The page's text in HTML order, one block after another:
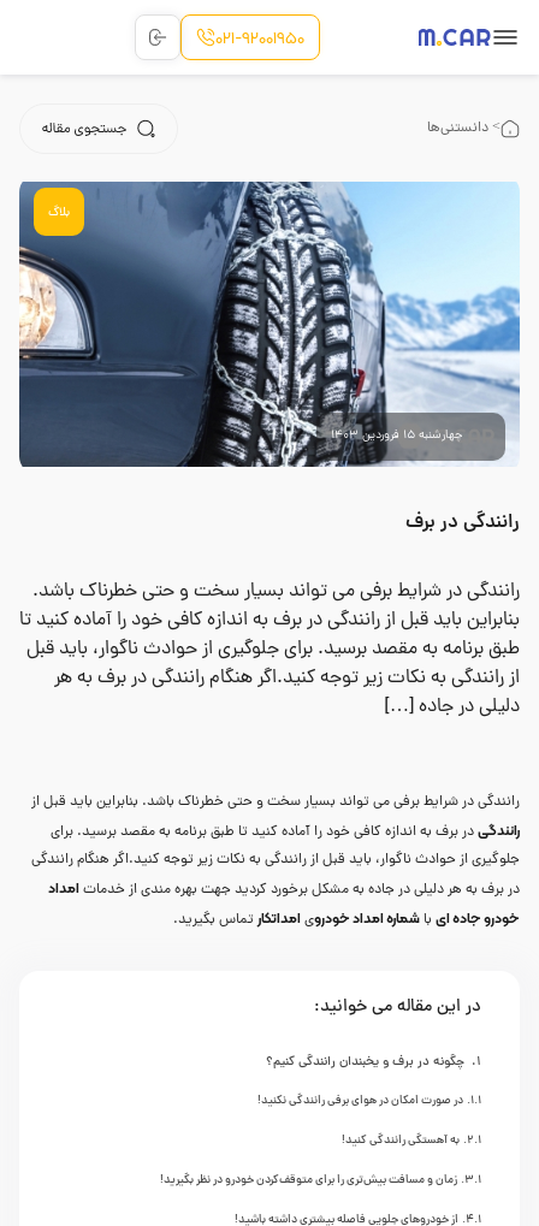
021-92001950
> دانستنی‌ها
بلاگ
چهارشنبه 15 فروردین 1403
رانندگی در برف
رانندگی در شرایط برفی می تواند بسیار سخت و حتی خطرناک باشد.
بنابراین باید قبل از رانندگی در برف به اندازه کافی خود را آماده کنید تا
طبق برنامه به مقصد برسید. برای جلوگیری از حوادث ناگوار، باید قبل
از رانندگی به نکات زیر توجه کنید.اگر هنگام رانندگی در برف به هر
دلیلی در جاده […]
رانندگی در شرایط برفی می تواند بسیار سخت و حتی خطرناک باشد. بنابراین باید قبل از
رانندگیدر برف به اندازه کافی خود را آماده کنید تا طبق برنامه به مقصد برسید. برای
جلوگیری از حوادث ناگوار، باید قبل از رانندگی به نکات زیر توجه کنید.اگر هنگام رانندگی
در برف به هر دلیلی در جاده به مشکل برخورد کردید جهت بهره مندی از خدماتامداد
خودرو جاده ای باشماره امداد خودرویامداتکارتماس بگیرید.
در این مقاله می خوانید:
چگونه در برف و یخبندان رانندگی کنیم؟
در صورت امکان در هوای برفی رانندگی نکنید!
به آهستگی رانندگی کنید!
زمان و مسافت بیش‌تری را برای متوقف‌کردن خودرو در نظر بگیرید!
از خودروهای جلویی فاصله بیشتری داشته باشید!